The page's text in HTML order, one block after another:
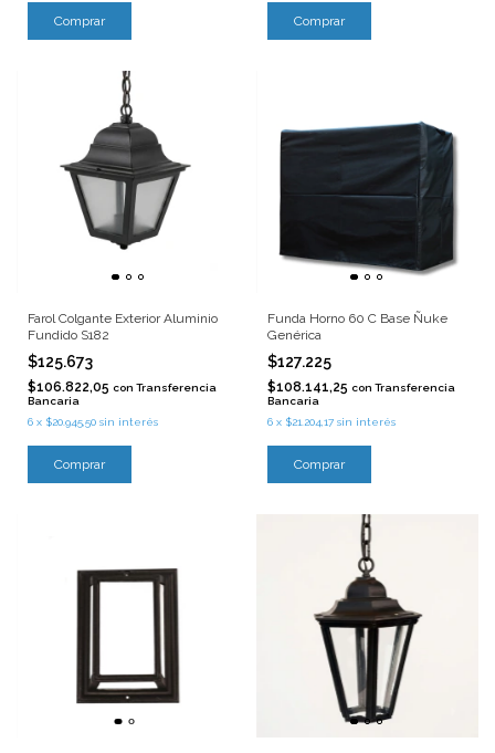
Farol Colgante Exterior Aluminio
Fundido S182
$125.673
$106.822,05 con Transferencia
Bancaria
6 x $20.945,50 sin interés
Funda Horno 60 C Base Ñuke
Genérica
$127.225
$108.141,25 con Transferencia
Bancaria
6 x $21.204,17 sin interés